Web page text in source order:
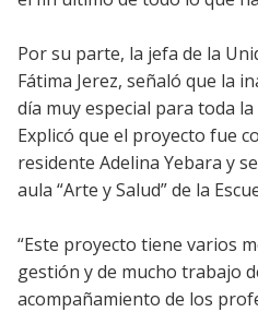
Por su parte, la jefa de la
Fátima Jerez, señaló que la
día muy especial para toda
Explicó que el proyecto fue
residente Adelina Yebara y
aula “Arte y Salud” de la
“Este proyecto tiene varios
gestión y de mucho trabajo
acompañamiento de los